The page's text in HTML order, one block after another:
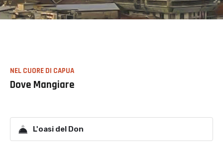
NEL CUORE DI CAPUA
Dove Mangiare
L'oasi del Don